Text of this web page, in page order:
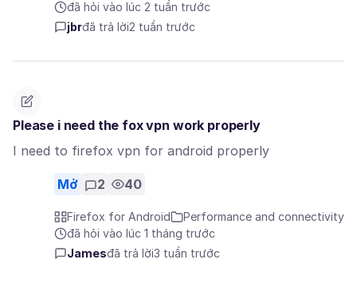
đã hỏi vào lúc 2 tuần trước
jbrđã trả lời2 tuần trước
Please i need the fox vpn work properly
I need to firefox vpn for android properly
Mở 2 40
Firefox for Android
Performance and connectivity
đã hỏi vào lúc 1 tháng trước
Jamesđã trả lời3 tuần trước